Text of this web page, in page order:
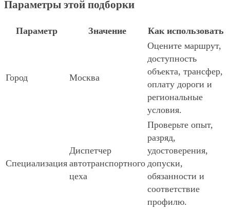
Параметры этой подборки
Параметр Значение Как использовать
Город Москва
Оцените маршрут,
доступность
объекта, трансфер,
оплату дороги и
региональные
условия.
Специализация
Диспетчер
автотранспортного
цеха
Проверьте опыт,
разряд,
удостоверения,
допуски,
обязанности и
соответствие
профилю.